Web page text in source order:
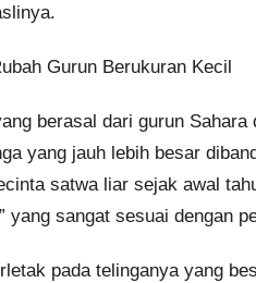
Gurun Berukuran Kecil
berasal dari gurun
yang jauh lebih besar
satwa liar sejak awal
yang sangat sesuai dengan
pada telinganya yang